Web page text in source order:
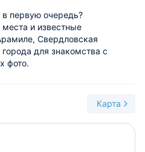
в первую очередь?
и известные
Свердловская
для знакомства с
фото.
Карта